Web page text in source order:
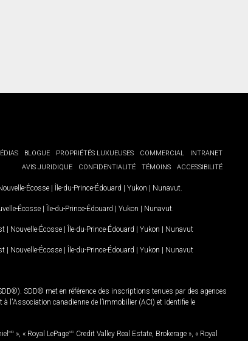
BLOGUE PROPRIÉTÉS LUXUEUSES COMMERCIAL
INTRANET
AVIS JURIDIQUE
CONFIDENTIALITÉ TÉMOINS ACCESSIBILITÉ
Écosse | Île-du-Prince-Édouard | Yukon | Nunavut
Écosse | Île-du-Prince-Édouard | Yukon | Nunavut
| Nouvelle-Écosse | Île-du-Prince-Édouard | Yukon | Nunavut
| Nouvelle-Écosse | Île-du-Prince-Édouard | Yukon | Nunavut
SDD® met en référence des inscriptions tenues par des agences
l'Association canadienne de l’immobilier (ACI) et identifie le
MD », « Royal LePageMD Credit Valley Real Estate, Brokerage », « Royal